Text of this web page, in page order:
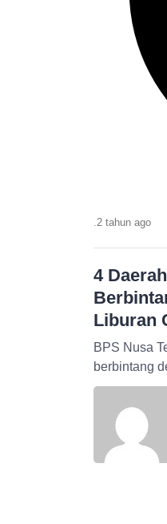
2 tahun ago
4
Liburan
BPS Nusa
berbintang